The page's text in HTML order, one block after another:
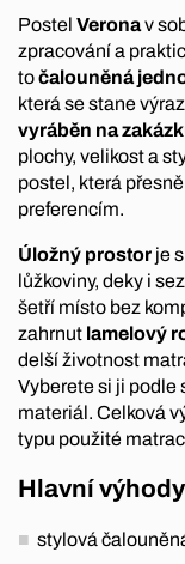
Postel Veronav
zpracování a
točalouněná
která se stane
vyráběn na
plochy, velikost a
postel, která
preferencím.
Úložný prostor je
lůžkoviny, deky i
šetří místo bez
zahrnut lamelový
delší životnost
Vyberete si ji podle
materiál. Celková
typu použité
Hlavní výhody
stylová